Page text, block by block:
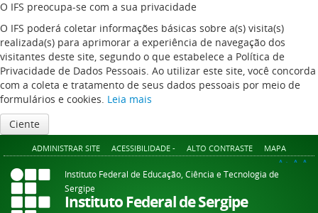
O IFS preocupa-se com a sua privacidade
O IFS poderá coletar informações básicas sobre a(s) visita(s)
realizada(s) para aprimorar a experiência de navegação dos
visitantes deste site, segundo o que estabelece a Política de
Privacidade de Dados Pessoais. Ao utilizar este site, você concorda
com a coleta e tratamento de seus dados pessoais por meio de
formulários e cookies. Leia mais
Ciente
ADMINISTRAR SITE ACESSIBILIDADE - ALTO CONTRASTE MAPA
A+ A A-
Instituto Federal de Educação, Ciência e Tecnologia de
Sergipe
Instituto Federal de Sergipe